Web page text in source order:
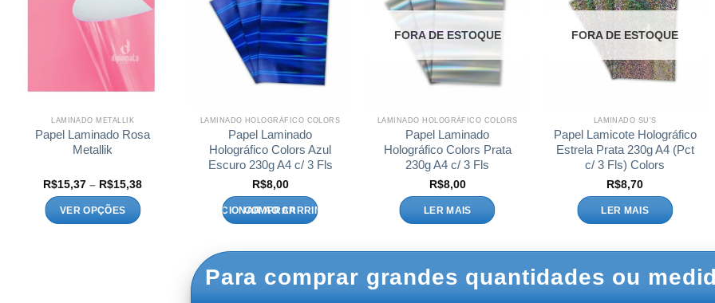
LAMINADO METALLIK
Papel Laminado Rosa
Metallik
R$15,37 – R$15,38Faixa
VER OPÇÕES
LAMINADO HOLOGRÁFICO COLORS
Papel Laminado
Holográfico Colors Azul
Escuro 230g A4 c/ 3 Fls
R$8,00
ADICIONAR AO CARRINHO
FORA DE ESTOQUE
LAMINADO HOLOGRÁFICO COLORS
Papel Laminado
Holográfico Colors Prata
230g A4 c/ 3 Fls
R$8,00
LER MAIS
FORA DE ESTOQUE
LAMINADO SU'S
Papel Lamicote Holográfico
Estrela Prata 230g A4 (Pct
c/ 3 Fls) Colors
R$8,70
LER MAIS
Para comprar grandes quantidades ou